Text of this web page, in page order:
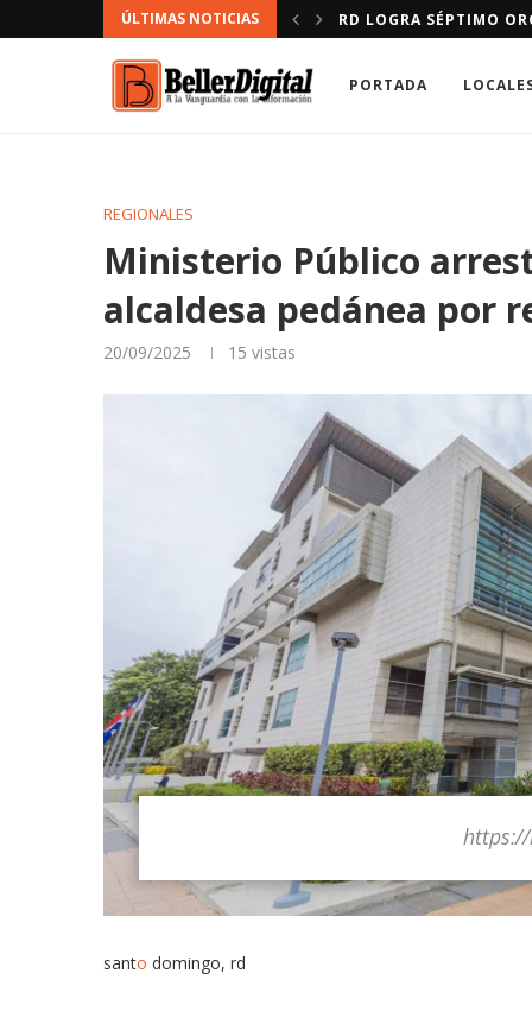
ÚLTIMAS NOTICIAS
EL MEDALLERO RD LOGRA SÉPTIMO
PORTADA
REGIONALES
Ministerio Público
alcaldesa pedánea por
20/09/2025 15 vistas
santo domingo, rd